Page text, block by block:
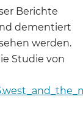
Berichte
dementiert
werden.
Studie von